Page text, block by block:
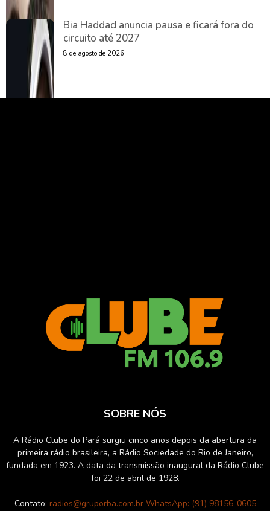
Bia Haddad anuncia pausa e ficará fora do
circuito até 2027
8 de agosto de 2026
SOBRE NÓS
A Rádio Clube do Pará surgiu cinco anos depois da abertura da
primeira rádio brasileira, a Rádio Sociedade do Rio de Janeiro,
fundada em 1923. A data da transmissão inaugural da Rádio Clube
foi 22 de abril de 1928.
Contato: radios@gruporba.com.br WhatsApp: (91) 98156-0605